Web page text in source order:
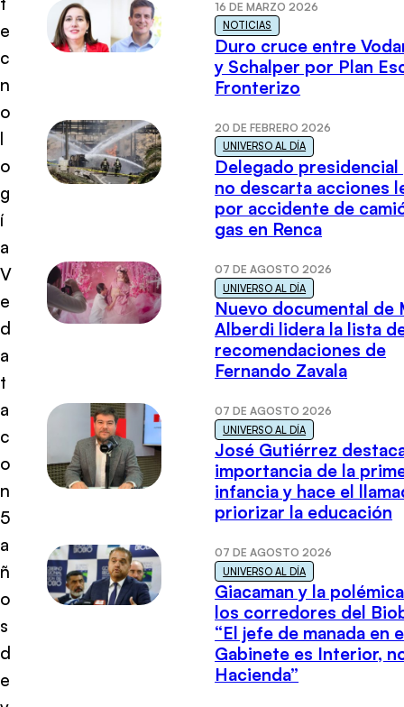
e
c
n
o
l
o
g
í
a
V
e
d
a
t
a
c
o
n
5
a
ñ
o
s
d
e
16 DE MARZO 2026
NOTICIAS
Duro cruce entre
y Schalper por Plan
Fronterizo
20 DE FEBRERO 2026
UNIVERSO AL DÍA
Delegado presidencial
no descarta acciones
por accidente de
gas en Renca
07 DE AGOSTO 2026
UNIVERSO AL DÍA
Nuevo documental de
Alberdi lidera la lista
recomendaciones de
Fernando Zavala
07 DE AGOSTO 2026
UNIVERSO AL DÍA
José Gutiérrez
importancia de la
infancia y hace el
priorizar la educación
07 DE AGOSTO 2026
UNIVERSO AL DÍA
Giacaman y la
los corredores del
“El jefe de manada en
Gabinete es Interior,
Hacienda”